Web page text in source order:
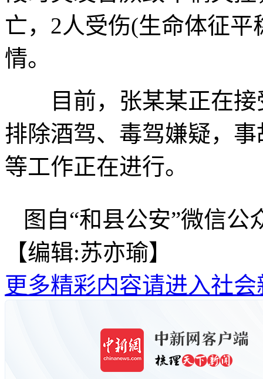
亡，2人受伤(生命体征
情。
目前，张某某正在接
排除酒驾、毒驾嫌疑，
等工作正在进行。
图自“和县公安”微信公
【编辑:苏亦瑜】
更多精彩内容请进入社会